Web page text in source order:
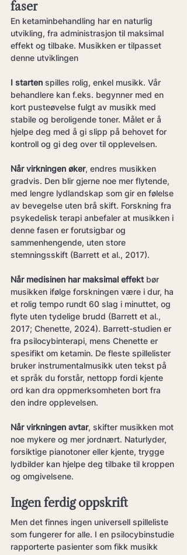
faser
En ketaminbehandling har en naturlig
utvikling, fra administrasjon til maksimal
effekt og tilbake. Musikken er tilpasset
denne utviklingen
I starten spilles rolig, enkel musikk. Vår
behandlere kan f.eks. begynner med en
kort pusteøvelse fulgt av musikk med
stabile og beroligende toner. Målet er å
hjelpe deg med å gi slipp på behovet for
kontroll og gi deg over til opplevelsen.
Når virkningen øker, endres musikken
gradvis. Den blir gjerne noe mer flytende,
med lengre lydlandskap som gir en følelse
av bevegelse uten brå skift. Forskning fra
psykedelisk terapi anbefaler at musikken i
denne fasen er forutsigbar og
sammenhengende, uten store
stemningsskift (Barrett et al., 2017).
Når medisinen har maksimal effekt bør
musikken ifølge forskningen være i dur, ha
et rolig tempo rundt 60 slag i minuttet, og
flyte uten tydelige brudd (Barrett et al.,
2017; Chenette, 2024). Barrett-studien er
fra psilocybinterapi, mens Chenette er
spesifikt om ketamin. De fleste spillelister
bruker instrumentalmusikk uten tekst på
et språk du forstår, nettopp fordi kjente
ord kan dra oppmerksomheten bort fra
den indre opplevelsen.
Når virkningen avtar, skifter musikken mot
noe mykere og mer jordnært. Naturlyder,
forsiktige pianotoner eller kjente, trygge
lydbilder kan hjelpe deg tilbake til kroppen
og omgivelsene.
Ingen ferdig oppskrift
Men det finnes ingen universell spilleliste
som fungerer for alle. I en psilocybinstudie
rapporterte pasienter som fikk musikk